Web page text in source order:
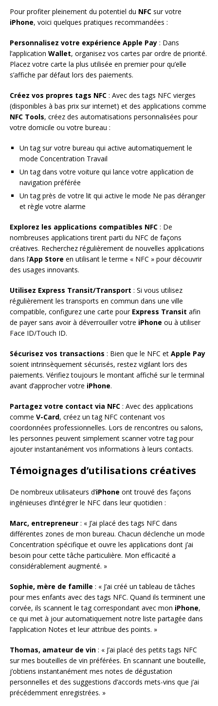
Pour profiter pleinement du potentiel du NFC sur votre
iPhone, voici quelques pratiques recommandées :
Personnalisez votre expérience Apple Pay : Dans
l’application Wallet, organisez vos cartes par ordre de priorité.
Placez votre carte la plus utilisée en premier pour qu’elle
s’affiche par défaut lors des paiements.
Créez vos propres tags NFC : Avec des tags NFC vierges
(disponibles à bas prix sur internet) et des applications comme
NFC Tools, créez des automatisations personnalisées pour
votre domicile ou votre bureau :
Un tag sur votre bureau qui active automatiquement le
mode Concentration Travail
Un tag dans votre voiture qui lance votre application de
navigation préférée
Un tag près de votre lit qui active le mode Ne pas déranger
et règle votre alarme
Explorez les applications compatibles NFC : De
nombreuses applications tirent parti du NFC de façons
créatives. Recherchez régulièrement de nouvelles applications
dans l’App Store en utilisant le terme « NFC » pour découvrir
des usages innovants.
Utilisez Express Transit/Transport : Si vous utilisez
régulièrement les transports en commun dans une ville
compatible, configurez une carte pour Express Transit afin
de payer sans avoir à déverrouiller votre iPhone ou à utiliser
Face ID/Touch ID.
Sécurisez vos transactions : Bien que le NFC et Apple Pay
soient intrinsèquement sécurisés, restez vigilant lors des
paiements. Vérifiez toujours le montant affiché sur le terminal
avant d’approcher votre iPhone.
Partagez votre contact via NFC : Avec des applications
comme V-Card, créez un tag NFC contenant vos
coordonnées professionnelles. Lors de rencontres ou salons,
les personnes peuvent simplement scanner votre tag pour
ajouter instantanément vos informations à leurs contacts.
Témoignages d’utilisations créatives
De nombreux utilisateurs d’iPhone ont trouvé des façons
ingénieuses d’intégrer le NFC dans leur quotidien :
Marc, entrepreneur : « J’ai placé des tags NFC dans
différentes zones de mon bureau. Chacun déclenche un mode
Concentration spécifique et ouvre les applications dont j’ai
besoin pour cette tâche particulière. Mon efficacité a
considérablement augmenté. »
Sophie, mère de famille : « J’ai créé un tableau de tâches
pour mes enfants avec des tags NFC. Quand ils terminent une
corvée, ils scannent le tag correspondant avec mon iPhone,
ce qui met à jour automatiquement notre liste partagée dans
l’application Notes et leur attribue des points. »
Thomas, amateur de vin : « J’ai placé des petits tags NFC
sur mes bouteilles de vin préférées. En scannant une bouteille,
j’obtiens instantanément mes notes de dégustation
personnelles et des suggestions d’accords mets-vins que j’ai
précédemment enregistrées. »